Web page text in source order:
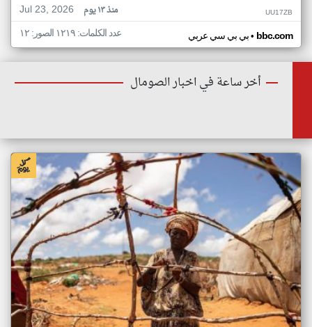
Jul 23, 2026
منذ ١٣ يوم UU17ZB
بي بي سي عربي• bbc.com عدد الكلمات: ١٢١٩ الصور: ١٢
أخر ساعة في اخبار الصومال